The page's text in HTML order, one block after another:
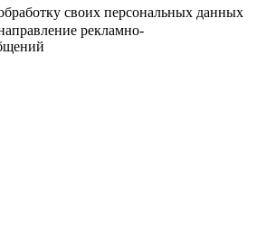
своих персональных данных
рекламно-